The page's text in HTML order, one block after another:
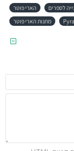
לספרים
הארי פוטר
מתנות הארי פוטר